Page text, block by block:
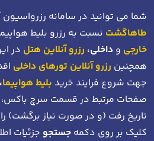
شما می توانید در سامانه رزرواسیون
طاهاگشت نسبت به رزرو بلیط
خارجی و داخلی، رزرو آنلاین هتل در
همچنین رزرو آنلاین تورهای داخلی
جهت شروع فرایند خرید بلیط هواپیما
صفحات مرتبط در قسمت سرچ
تاریخ رفت (و در صورت نیاز برگشت)
کلیک بر روی دکمه جستجو جزئیات